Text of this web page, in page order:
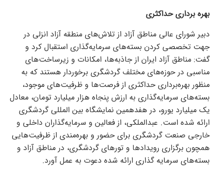
بهره برداری حداکثری
دبیر شورای عالی مناطق آزاد از تلاش‌های منطقه آزاد انزلی در
جهت تخصصی کردن بسته‌های سرمایه‌گذاری استقبال کرد و
گفت: مناطق آزاد ایران از جاذبه‌ها، امکانات و زیرساخت‌های
مناسبی در حوزه‌های مختلف گردشگری برخوردار هستند که به
منظور بهره‌برداری حداکثری از فرصت‌ها و ظرفیت‌های موجود،
بسته‌های سرمایه‌گذاری به ارزش پنجاه هزار میلیارد تومان، معادل
یک میلیارد یورو، در هفدهمین نمایشگاه بین المللی گردشگری
ارائه شده است. عبدالملکی، از فعالین و سرمایه‌گذاران داخلی و
خارجی صنعت گردشگری برای حضور و بهره‌مندی از ظرفیت‌هایی
همچون برگزاری رویداد‌ها و تور‌های گردشگری، در مناطق آزاد و
بسته‌های سرمایه گذاری ارائه شده دعوت به عمل آورد.